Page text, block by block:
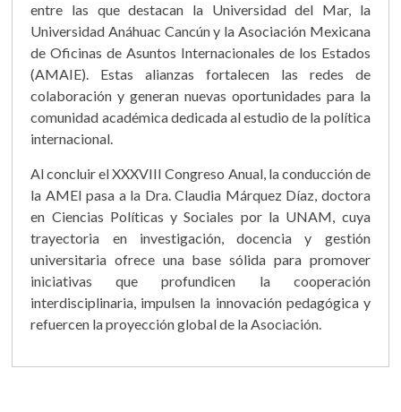
entre las que destacan la Universidad del Mar, la
Universidad Anáhuac Cancún y la Asociación Mexicana
de Oficinas de Asuntos Internacionales de los Estados
(AMAIE). Estas alianzas fortalecen las redes de
colaboración y generan nuevas oportunidades para la
comunidad académica dedicada al estudio de la política
internacional.
Al concluir el XXXVIII Congreso Anual, la conducción de
la AMEI pasa a la Dra. Claudia Márquez Díaz, doctora
en Ciencias Políticas y Sociales por la UNAM, cuya
trayectoria en investigación, docencia y gestión
universitaria ofrece una base sólida para promover
iniciativas que profundicen la cooperación
interdisciplinaria, impulsen la innovación pedagógica y
refuercen la proyección global de la Asociación.